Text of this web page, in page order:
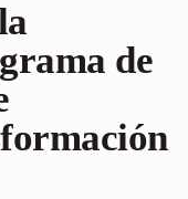
de